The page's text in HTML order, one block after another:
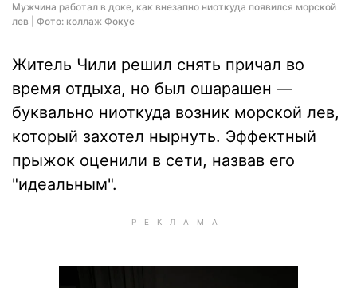
Мужчина работал в доке, как внезапно ниоткуда появился морской
лев | Фото: коллаж Фокус
Житель Чили решил снять причал во
время отдыха, но был ошарашен —
буквально ниоткуда возник морской лев,
который захотел нырнуть. Эффектный
прыжок оценили в сети, назвав его
"идеальным".